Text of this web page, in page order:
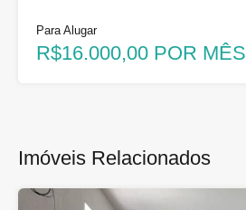
Para Alugar
R$16.000,00 POR MÊS
Imóveis Relacionados